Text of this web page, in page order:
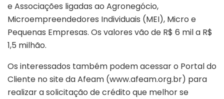
e Associações ligadas ao Agronegócio,
Microempreendedores Individuais (MEI), Micro e
Pequenas Empresas. Os valores vão de R$ 6 mil a R$
1,5 milhão.
Os interessados também podem acessar o Portal do
Cliente no site da Afeam (www.afeam.org.br) para
realizar a solicitação de crédito que melhor se